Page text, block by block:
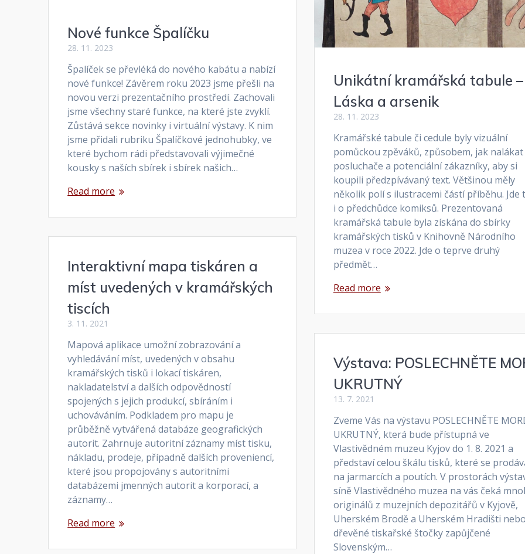
Nové funkce Špalíčku
28. 11. 2023
Špalíček se převléká do nového kabátu a nabízí
nové funkce! Závěrem roku 2023 jsme přešli na
novou verzi prezentačního prostředí. Zachovali
jsme všechny staré funkce, na které jste zvyklí.
Zůstává sekce novinky i virtuální výstavy. K nim
jsme přidali rubriku Špalíčkové jednohubky, ve
které bychom rádi představovali výjimečné
kousky s naších sbírek i sbírek našich…
Read more
Unikátní kramářská tabule –
Láska a arsenik
28. 11. 2023
Kramářské tabule či cedule byly vizuální
pomůckou zpěváků, způsobem, jak nalákat
posluchače a potenciální zákazníky, aby si
koupili předzpívávaný text. Většinou měly
několik polí s ilustracemi částí příběhu. Jde
i o předchůdce komiksů. Prezentovaná
kramářská tabule byla získána do sbírky
kramářských tisků v Knihovně Národního
muzea v roce 2022. Jde o teprve druhý
předmět…
Read more
Interaktivní mapa tiskáren a
míst uvedených v kramářských
tiscích
3. 11. 2021
Mapová aplikace umožní zobrazování a
vyhledávání míst, uvedených v obsahu
kramářských tisků i lokací tiskáren,
nakladatelství a dalších odpovědností
spojených s jejich produkcí, sbíráním i
uchováváním. Podkladem pro mapu je
průběžně vytvářená databáze geografických
autorit. Zahrnuje autoritní záznamy míst tisku,
nákladu, prodeje, případně dalších proveniencí,
které jsou propojovány s autoritními
databázemi jmenných autorit a korporací, a
záznamy…
Read more
Výstava: POSLECHNĚTE
UKRUTNÝ
13. 7. 2021
Zveme Vás na výstavu POSLECHNĚTE
UKRUTNÝ, která bude přístupná ve
Vlastivědném muzeu Kyjov do 1. 8. 2021 a
představí celou škálu tisků, které se
na jarmarcích a poutích. V prostorách
síně Vlastivědného muzea na vás čeká
originálů z muzejních depozitářů v Kyjově,
Uherském Brodě a Uherském Hradišti nebo
dřevěné tiskařské štočky zapůjčené
Slovenským…